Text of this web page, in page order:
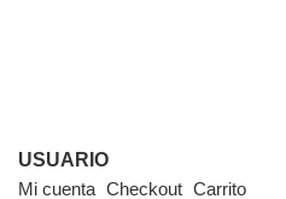
USUARIO
Mi cuenta Checkout Carrito